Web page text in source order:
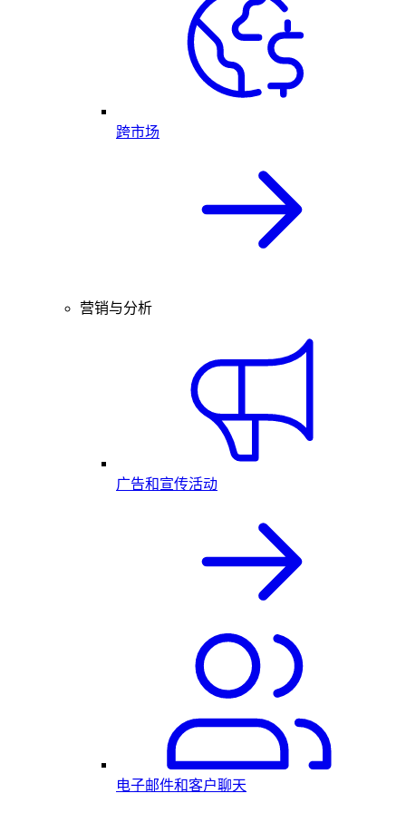
跨市场
营销与分析
广告和宣传活动
电子邮件和客户聊天